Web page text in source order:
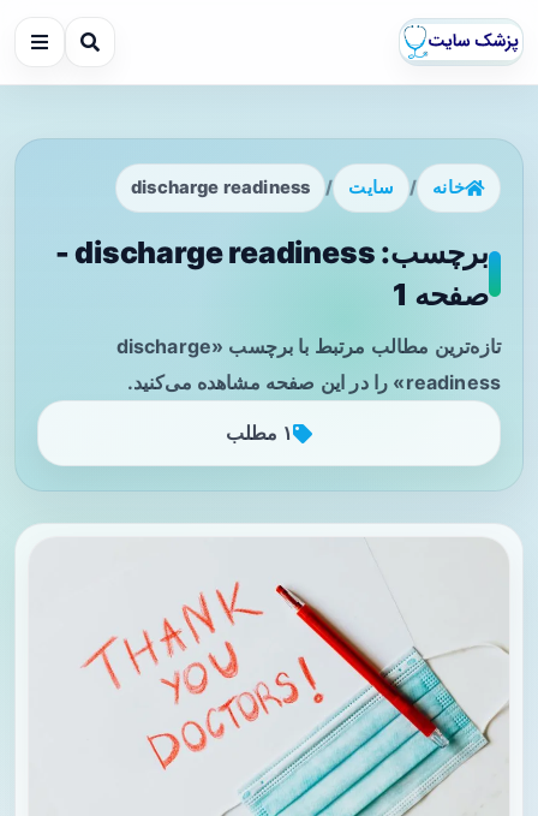
خانه / سایت /
discharge readiness
برچسب: discharge readiness -
صفحه 1
تازه‌ترین مطالب مرتبط با برچسب «discharge
readiness» را در این صفحه مشاهده می‌کنید.
۱ مطلب